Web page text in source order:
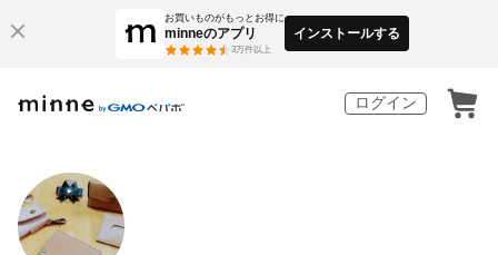
お買いものがもっとお得に
minneのアプリ
3万件以上
インストールする
ログイン